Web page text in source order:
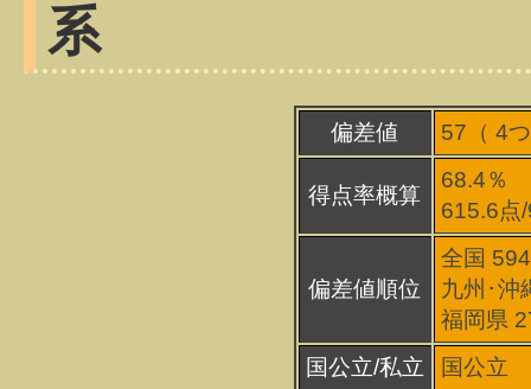
系
偏差値 57（ 4
得点率概算
68.4％
615.6点
偏差値順位
全国
九州･沖
福岡県
国公立/私立
国公立